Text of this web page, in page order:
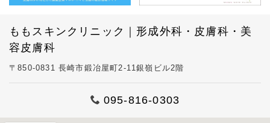
ももスキンクリニック｜形成外科・皮膚科・美
容皮膚科
〒850-0831 長崎市鍛冶屋町2-11銀嶺ビル2階
095-816-0303